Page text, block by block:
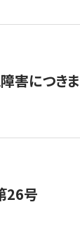
害につき
26号